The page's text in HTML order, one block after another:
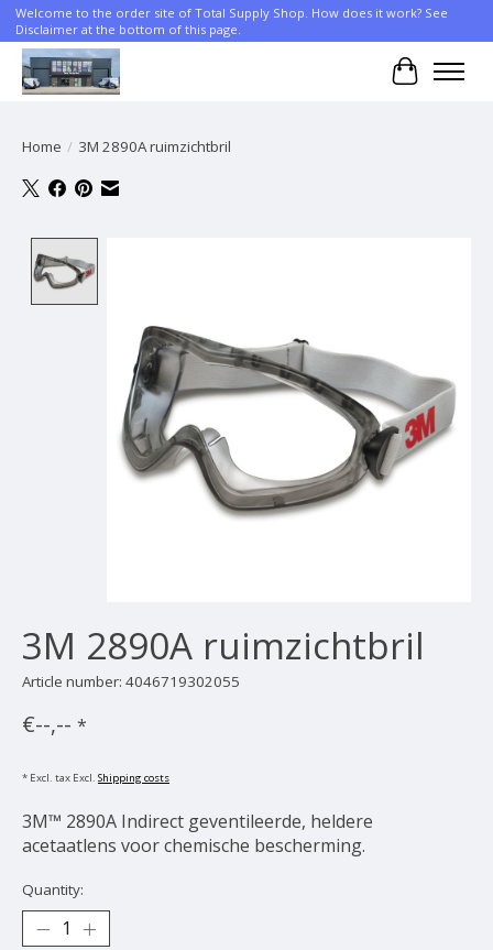
Welcome to the order site of Total Supply Shop. How does it work? See
Disclaimer at the bottom of this page.
Cart
Home / 3M 2890A ruimzichtbril
3M 2890A ruimzichtbril
Article number: 4046719302055
€--,-- *
* Excl. tax Excl. Shipping costs
3M™ 2890A Indirect geventileerde, heldere
acetaatlens voor chemische bescherming.
Quantity: